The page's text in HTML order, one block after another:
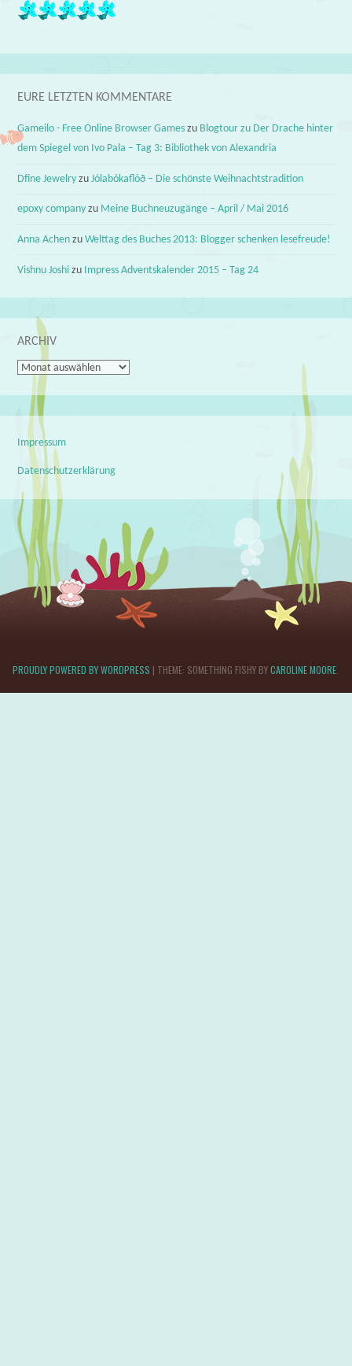
EURE LETZTEN KOMMENTARE
Gameilo - Free Online Browser Games zu Blogtour zu Der Drache hinter
dem Spiegel von Ivo Pala – Tag 3: Bibliothek von Alexandria
Dfine Jewelry zuJólabókaflóð – Die schönste Weihnachtstradition
epoxy company zu Meine Buchneuzugänge – April / Mai 2016
Anna Achen zuWelttag des Buches 2013: Blogger schenken lesefreude!
Vishnu Joshi zu Impress Adventskalender 2015 – Tag 24
ARCHIV
Archiv
Impressum
Datenschutzerklärung
PROUDLY POWERED BY WORDPRESS | THEME: SOMETHING FISHY BYCAROLINE MOORE.